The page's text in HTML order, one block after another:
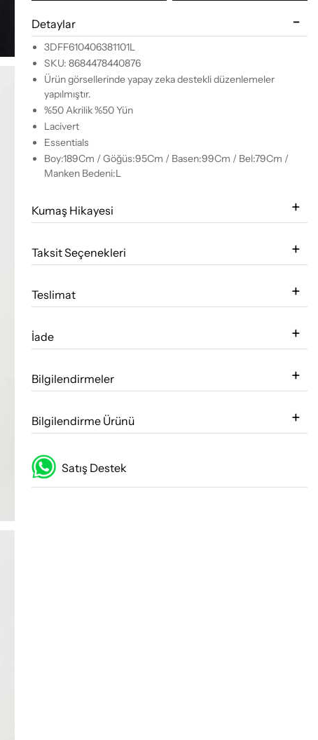
Detaylar
3DFF610406381101L
SKU: 8684478440876
Ürün görsellerinde yapay zeka destekli düzenlemeler
yapılmıştır.
%50 Akrilik %50 Yün
Lacivert
Essentials
Boy:189Cm / Göğüs:95Cm / Basen:99Cm / Bel:79Cm /
Manken Bedeni:L
Kumaş Hikayesi
Taksit Seçenekleri
Teslimat
İade
Bilgilendirmeler
Bilgilendirme Ürünü
Satış Destek